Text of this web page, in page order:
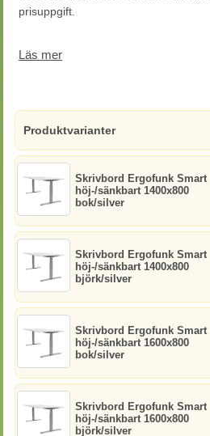
prisuppgift.
Läs mer
Produktvarianter
Skrivbord Ergofunk Smart
höj-/sänkbart 1400x800
bok/silver
Skrivbord Ergofunk Smart
höj-/sänkbart 1400x800
björk/silver
Skrivbord Ergofunk Smart
höj-/sänkbart 1600x800
bok/silver
Skrivbord Ergofunk Smart
höj-/sänkbart 1600x800
björk/silver